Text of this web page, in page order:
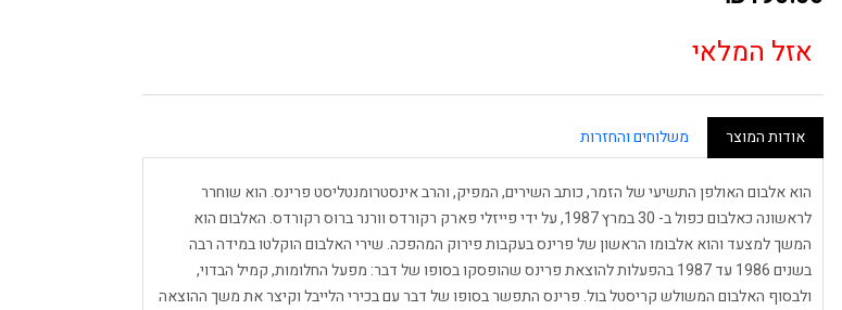
אזל המלאי
אודות המוצר משלוחים והחזרות
הוא אלבום האולפן התשיעי של הזמר, כותב השירים, המפיק, והרב אינסטרומנטליסט פרינס. הוא שוחרר
לראשונה כאלבום כפול ב- 30 במרץ 1987, על ידי פייזלי פארק רקורדס וורנר ברוס רקורדס. האלבום הוא
המשך למצעד והוא אלבומו הראשון של פרינס בעקבות פירוק המהפכה. שירי האלבום הוקלטו במידה רבה
בשנים 1986 עד 1987 בהפעלות להוצאת פרינס שהופסקו בסופו של דבר: מפעל החלומות, קמיל הבדוי,
ולבסוף האלבום המשולש קריסטל בול. פרינס התפשר בסופו של דבר עם בכירי הלייבל וקיצר את משך ההוצאה